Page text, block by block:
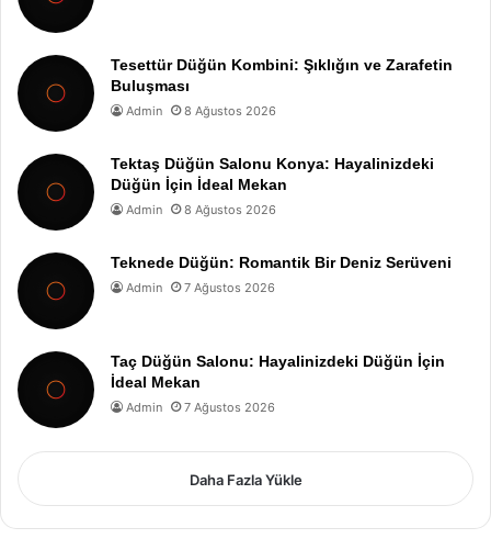
Tesettür Düğün Kombini: Şıklığın ve Zarafetin
Buluşması
Admin 8 Ağustos 2026
Tektaş Düğün Salonu Konya: Hayalinizdeki
Düğün İçin İdeal Mekan
Admin 8 Ağustos 2026
Teknede Düğün: Romantik Bir Deniz Serüveni
Admin 7 Ağustos 2026
Taç Düğün Salonu: Hayalinizdeki Düğün İçin
İdeal Mekan
Admin 7 Ağustos 2026
Daha Fazla Yükle